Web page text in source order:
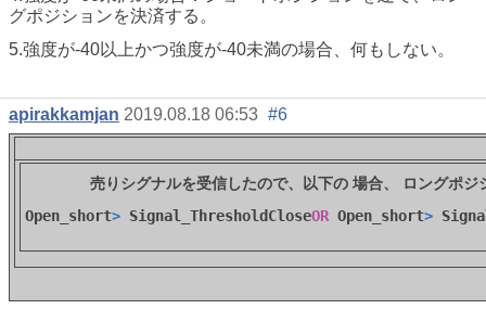
グポジションを決済する。
5.強度が-40以上かつ強度が-40未満の場合、何もしない。
apirakkamjan 2019.08.18 06:53 #6
売りシグナルを受信したので、以下の 場合、
ロングポジ
Open_short> Signal_ThresholdCloseOR Open_short>